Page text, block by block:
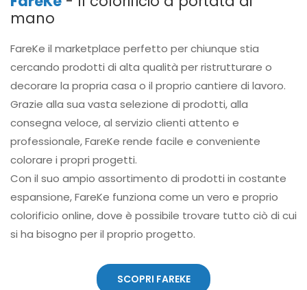
mano
FareKe il marketplace perfetto per chiunque stia
cercando prodotti di alta qualità per ristrutturare o
decorare la propria casa o il proprio cantiere di lavoro.
Grazie alla sua vasta selezione di prodotti, alla
consegna veloce, al servizio clienti attento e
professionale, FareKe rende facile e conveniente
colorare i propri progetti.
Con il suo ampio assortimento di prodotti in costante
espansione, FareKe funziona come un vero e proprio
colorificio online, dove è possibile trovare tutto ciò di cui
si ha bisogno per il proprio progetto.
SCOPRI FAREKE